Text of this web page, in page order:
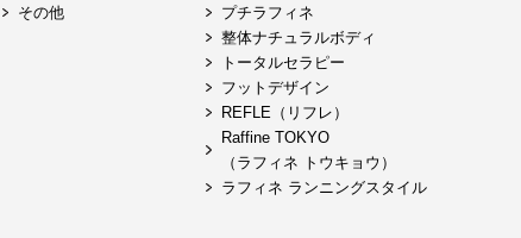
その他
プチラフィネ
整体ナチュラルボディ
トータルセラピー
フットデザイン
REFLE（リフレ）
Raffine TOKYO
（ラフィネ トウキョウ）
ラフィネ ランニングスタイル